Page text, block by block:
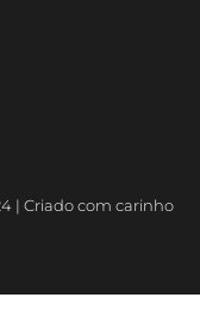
| Criado com carinho